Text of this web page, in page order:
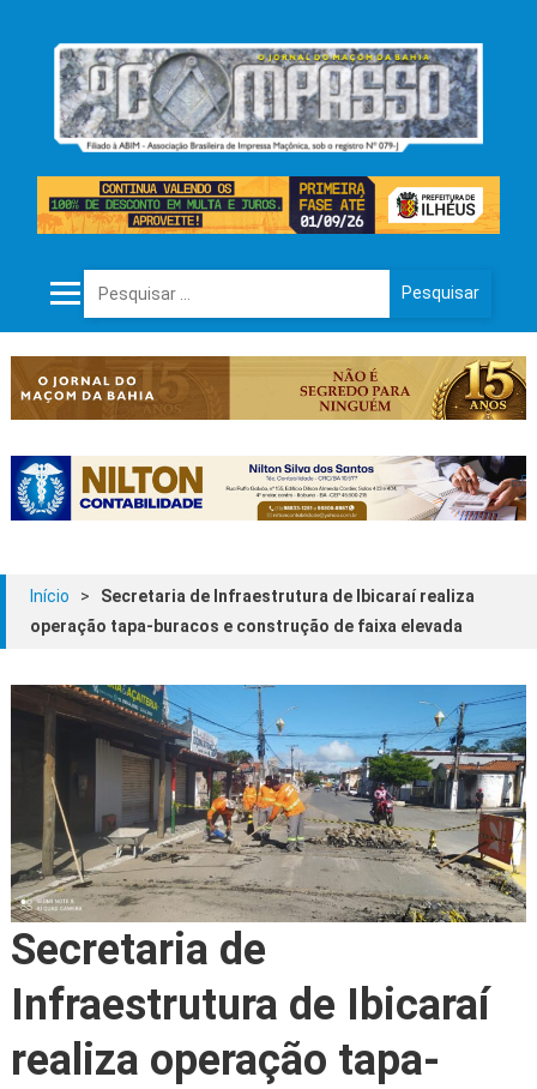
Pesquisar por:
Início >
Secretaria de Infraestrutura de Ibicaraí realiza
operação tapa-buracos e construção de faixa elevada
Secretaria de
Infraestrutura de Ibicaraí
realiza operação tapa-